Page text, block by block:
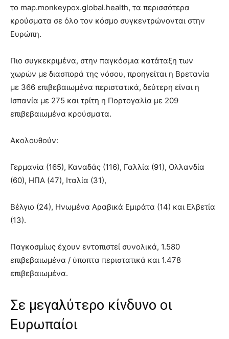
το map.monkeypox.global.health, τα περισσότερα
κρούσματα σε όλο τον κόσμο συγκεντρώνονται στην
Ευρώπη.
Πιο συγκεκριμένα, στην παγκόσμια κατάταξη των
χωρών με διασπορά της νόσου, προηγείται η Βρετανία
με 366 επιβεβαιωμένα περιστατικά, δεύτερη είναι η
Ισπανία με 275 και τρίτη η Πορτογαλία με 209
επιβεβαιωμένα κρούσματα.
Ακολουθούν:
Γερμανία (165), Καναδάς (116), Γαλλία (91), Ολλανδία
(60), ΗΠΑ (47), Ιταλία (31),
Βέλγιο (24), Ηνωμένα Αραβικά Εμιράτα (14) και Ελβετία
(13).
Παγκοσμίως έχουν εντοπιστεί συνολικά, 1.580
επιβεβαιωμένα / ύποπτα περιστατικά και 1.478
επιβεβαιωμένα.
Σε μεγαλύτερο κίνδυνο οι
Ευρωπαίοι